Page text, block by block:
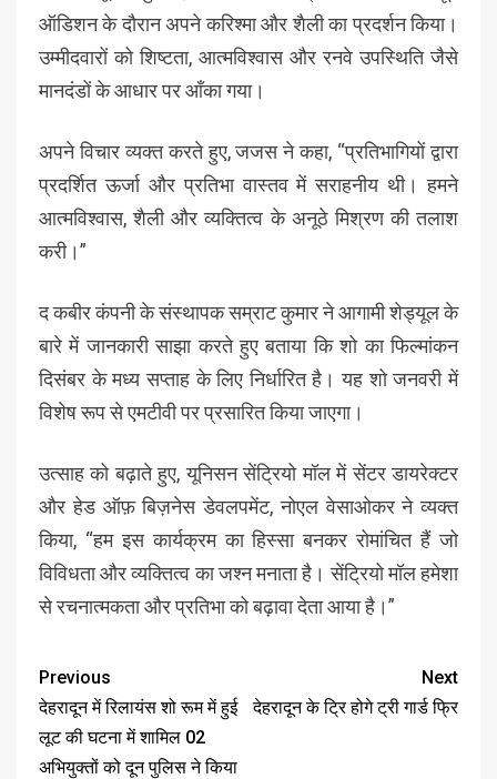
ऑडिशन के दौरान अपने करिश्मा और शैली का प्रदर्शन किया।
उम्मीदवारों को शिष्टता, आत्मविश्वास और रनवे उपस्थिति जैसे
मानदंडों के आधार पर आँका गया।
अपने विचार व्यक्त करते हुए, जजस ने कहा, “प्रतिभागियों द्वारा
प्रदर्शित ऊर्जा और प्रतिभा वास्तव में सराहनीय थी। हमने
आत्मविश्वास, शैली और व्यक्तित्व के अनूठे मिश्रण की तलाश
करी।”
द कबीर कंपनी के संस्थापक सम्राट कुमार ने आगामी शेड्यूल के
बारे में जानकारी साझा करते हुए बताया कि शो का फिल्मांकन
दिसंबर के मध्य सप्ताह के लिए निर्धारित है। यह शो जनवरी में
विशेष रूप से एमटीवी पर प्रसारित किया जाएगा।
उत्साह को बढ़ाते हुए, यूनिसन सेंट्रियो मॉल में सेंटर डायरेक्टर
और हेड ऑफ़ बिज़नेस डेवलपमेंट, नोएल वेसाओकर ने व्यक्त
किया, “हम इस कार्यक्रम का हिस्सा बनकर रोमांचित हैं जो
विविधता और व्यक्तित्व का जश्न मनाता है। सेंट्रियो मॉल हमेशा
से रचनात्मकता और प्रतिभा को बढ़ावा देता आया है।”
Previous
देहरादून में रिलायंस शो रूम में हुई
लूट की घटना में शामिल 02
अभियुक्तों को दून पुलिस ने किया
Next
देहरादून के ट्रि होगे ट्री गार्ड फ्रि